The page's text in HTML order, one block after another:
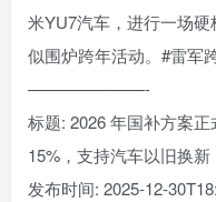
米YU7汽车，进行一场
似围炉跨年活动。#雷军
———————-
标题: 2026 年国补方案
15%，支持汽车以旧换
发布时间: 2025-12-